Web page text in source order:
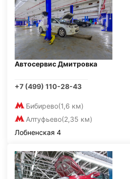
Автосервис Дмитровка
+7 (499) 110-28-43
Бибирево(1,6 км)
Алтуфьево(2,35 км)
Лобненская 4